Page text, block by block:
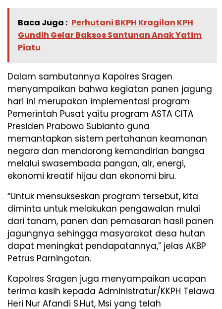
Baca Juga : Perhutani BKPH Kragilan KPH
Gundih Gelar Baksos Santunan Anak Yatim
Piatu
Dalam sambutannya Kapolres Sragen
menyampaikan bahwa kegiatan panen jagung
hari ini merupakan implementasi program
Pemerintah Pusat yaitu program ASTA CITA
Presiden Prabowo Subianto guna
memantapkan sistem pertahanan keamanan
negara dan mendorong kemandirian bangsa
melalui swasembada pangan, air, energi,
ekonomi kreatif hijau dan ekonomi biru.
“Untuk mensukseskan program tersebut, kita
diminta untuk melakukan pengawalan mulai
dari tanam, panen dan pemasaran hasil panen
jagungnya sehingga masyarakat desa hutan
dapat meningkat pendapatannya,” jelas AKBP
Petrus Parningotan.
Kapolres Sragen juga menyampaikan ucapan
terima kasih kepada Administratur/KKPH Telawa
Heri Nur Afandi S.Hut, Msi yang telah